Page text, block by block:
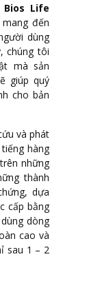
Bios Life
mang đến
dùng
chúng tôi
mà sản
giúp quý
cho bản
và phát
hàng
những
thành
dựa
cấp bằng
dòng
cao và
sau 1 – 2